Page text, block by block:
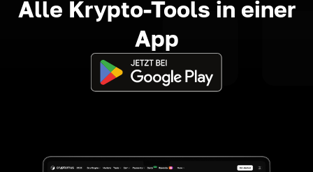
Alle Krypto-Tools in einer
App